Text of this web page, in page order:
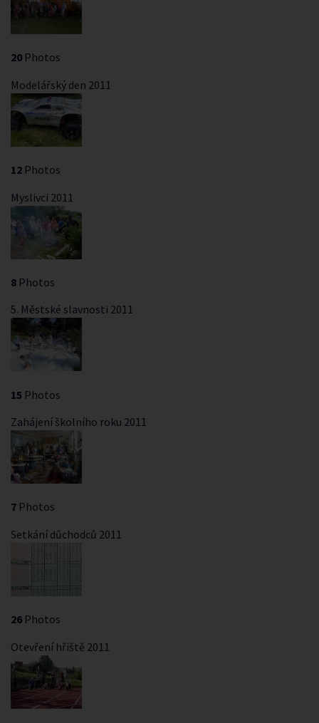
20 Photos
Modelářský den 2011
12 Photos
Myslivci 2011
8 Photos
5. Městské slavnosti 2011
15 Photos
Zahájení školního roku 2011
7 Photos
Setkání důchodců 2011
26 Photos
Otevření hřiště 2011